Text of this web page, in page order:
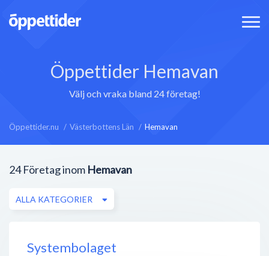
Öppettider Hemavan
Välj och vraka bland 24 företag!
Öppettider.nu Västerbottens Län Hemavan
24 Företag inom Hemavan
ALLA KATEGORIER
Systembolaget